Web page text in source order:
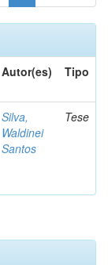
Autor(es) Tipo
Silva,
Waldinei
Santos
Tese